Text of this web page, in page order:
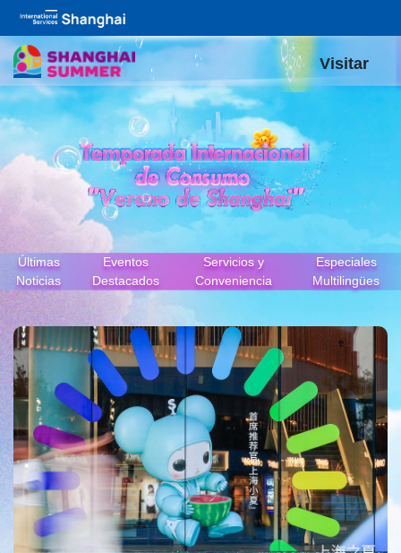
Visitar
Últimas
Noticias
Eventos
Destacados
Servicios y
Conveniencia
Especiales
Multilingües